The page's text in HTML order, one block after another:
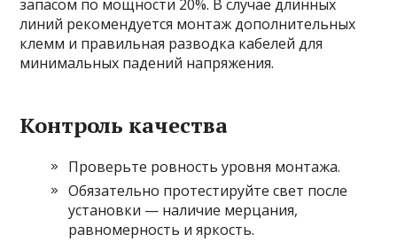
запасом по мощности 20%. В случае длинных
линий рекомендуется монтаж дополнительных
клемм и правильная разводка кабелей для
минимальных падений напряжения.
Контроль качества
Проверьте ровность уровня монтажа.
Обязательно протестируйте свет после
установки — наличие мерцания,
равномерность и яркость.